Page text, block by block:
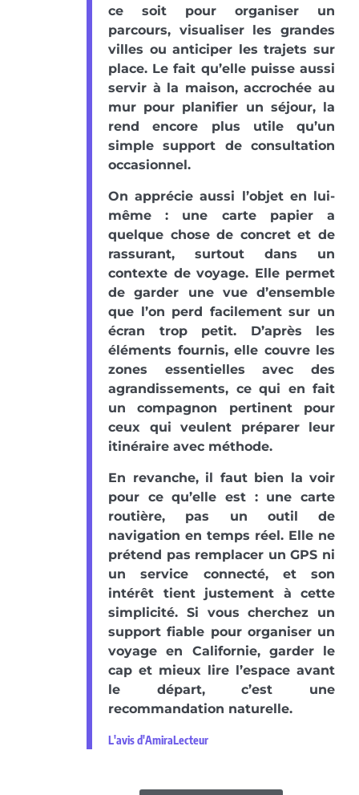
ce soit pour organiser un
parcours, visualiser les grandes
villes ou anticiper les trajets sur
place. Le fait qu’elle puisse aussi
servir à la maison, accrochée au
mur pour planifier un séjour, la
rend encore plus utile qu’un
simple support de consultation
occasionnel.
On apprécie aussi l’objet en lui-
même : une carte papier a
quelque chose de concret et de
rassurant, surtout dans un
contexte de voyage. Elle permet
de garder une vue d’ensemble
que l’on perd facilement sur un
écran trop petit. D’après les
éléments fournis, elle couvre les
zones essentielles avec des
agrandissements, ce qui en fait
un compagnon pertinent pour
ceux qui veulent préparer leur
itinéraire avec méthode.
En revanche, il faut bien la voir
pour ce qu’elle est : une carte
routière, pas un outil de
navigation en temps réel. Elle ne
prétend pas remplacer un GPS ni
un service connecté, et son
intérêt tient justement à cette
simplicité. Si vous cherchez un
support fiable pour organiser un
voyage en Californie, garder le
cap et mieux lire l’espace avant
le départ, c’est une
recommandation naturelle.
L'avis d'AmiraLecteur